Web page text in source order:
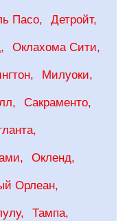
Пасо Детройт
Оклахома Сити
Милуоки
Сакраменто
Окленд
Орлеан
Тампа